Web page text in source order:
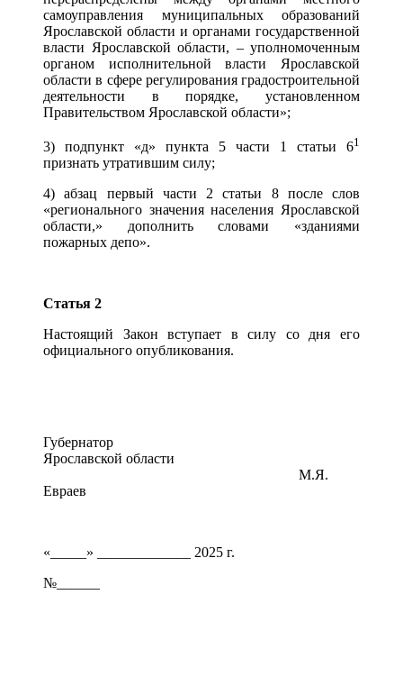
самоуправления муниципальных образований
Ярославской области и органами государственной
власти Ярославской области, ‒ уполномоченным
органом исполнительной власти Ярославской
области в сфере регулирования градостроительной
деятельности в порядке, установленном
Правительством Ярославской области»;
3) подпункт «д» пункта 5 части 1 статьи 61
признать утратившим силу;
4) абзац первый части 2 статьи 8 после слов
«регионального значения населения Ярославской
области,» дополнить словами «зданиями
пожарных депо».
Статья 2
Настоящий Закон вступает в силу со дня его
официального опубликования.
Губернатор
Ярославской области
М.Я.
Евраев
«_____» _____________ 2025 г.
№______